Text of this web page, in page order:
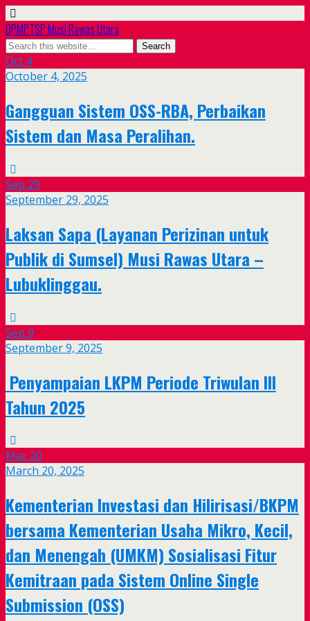
DPMPTSP Musi Rawas Utara
Oct 4
October 4, 2025
Gangguan Sistem OSS-RBA, Perbaikan
Sistem dan Masa Peralihan.
Sep 29
September 29, 2025
Laksan Sapa (Layanan Perizinan untuk
Publik di Sumsel) Musi Rawas Utara –
Lubuklinggau.
Sep 9
September 9, 2025
Penyampaian LKPM Periode Triwulan III
Tahun 2025
Mar 20
March 20, 2025
Kementerian Investasi dan Hilirisasi/BKPM
bersama Kementerian Usaha Mikro, Kecil,
dan Menengah (UMKM) Sosialisasi Fitur
Kemitraan pada Sistem Online Single
Submission (OSS)